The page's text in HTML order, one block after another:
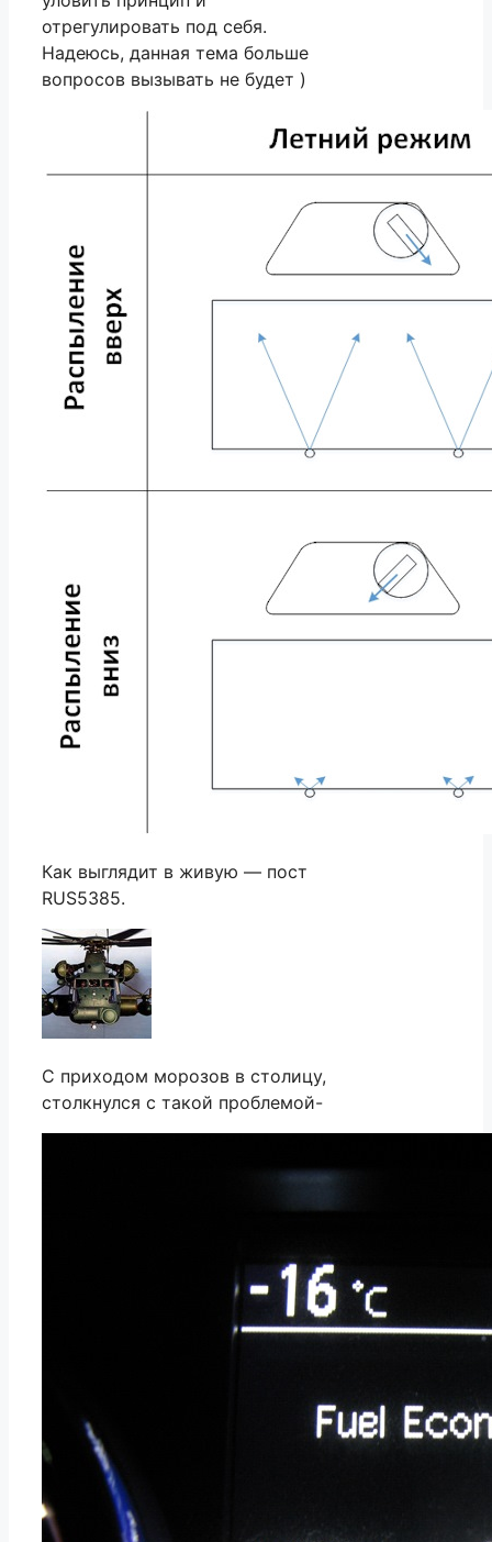
отрегулировать под себя.
Надеюсь, данная тема больше
вопросов вызывать не будет )
Как выглядит в живую — пост
RUS5385.
С приходом морозов в столицу,
столкнулся с такой проблемой-